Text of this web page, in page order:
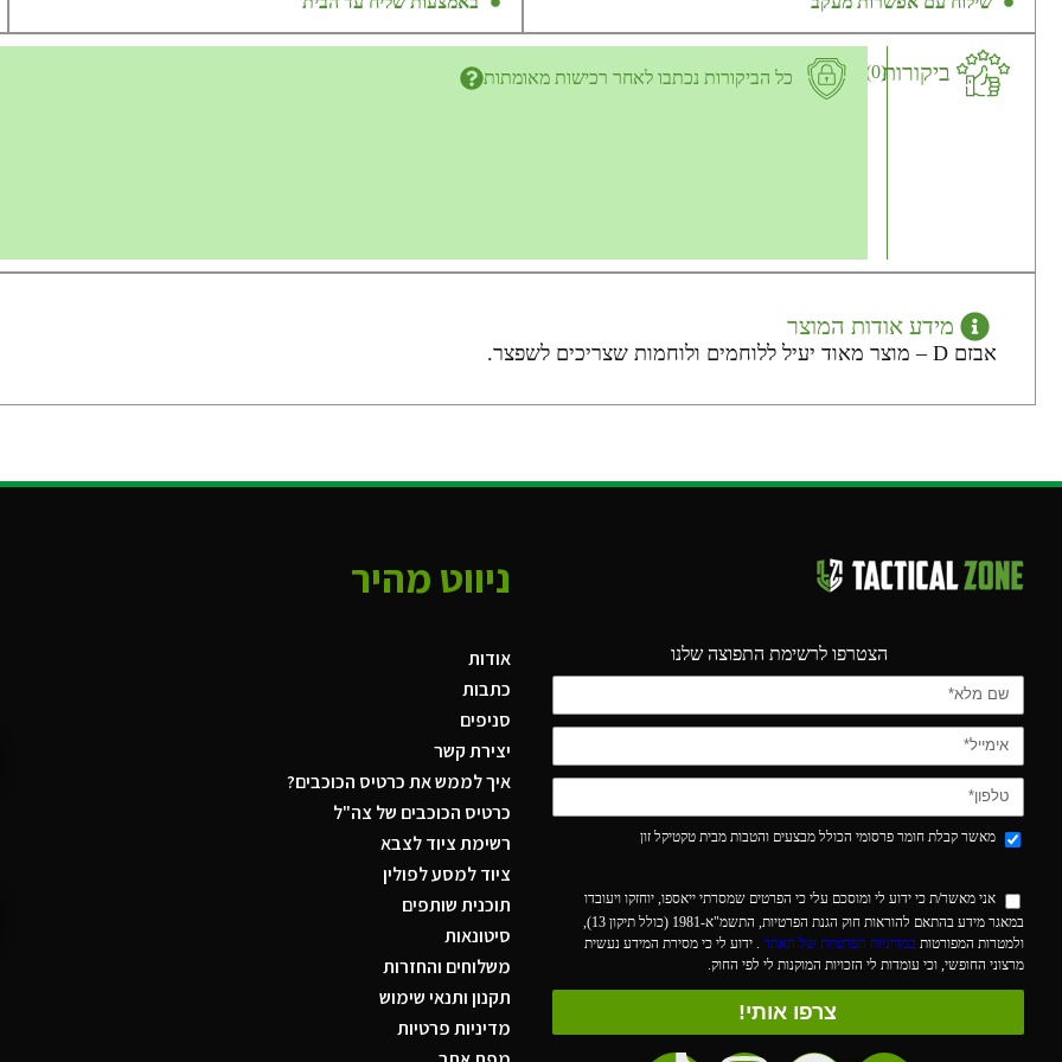
ביקורות(0) כל הביקורות נכתבו לאחר רכישות מאומתות
מידע אודות המוצר
אבזם D – מוצר מאוד יעיל ללוחמים ולוחמות שצריכים לשפצר.
הצטרפו לרשימת התפוצה שלנו
מאשר קבלת חומר פרסומי הכולל מבצעים והטבות מבית טקטיקל זון
אני מאשר/ת כי ידוע לי ומוסכם עלי כי הפרטים שמסרתי ייאספו, יוחזקו ויעובדו
במאגר מידע בהתאם להוראות חוק הגנת הפרטיות, התשמ"א-1981 (כולל תיקון 13),
ולמטרות המפורטות במדיניות הפרטיות של האתר
. ידוע לי כי מסירת המידע נעשית
מרצוני החופשי, וכי עומדות לי הזכויות המוקנות לי לפי החוק.
צרפו אותי!
ניווט מהיר
אודות
כתבות
סניפים
יצירת קשר
איך לממש את כרטיס הכוכבים?
כרטיס הכוכבים של צה"ל
רשימת ציוד לצבא
ציוד למסע לפולין
תוכנית שותפים
סיטונאות
משלוחים והחזרות
תקנון ותנאי שימוש
מדיניות פרטיות